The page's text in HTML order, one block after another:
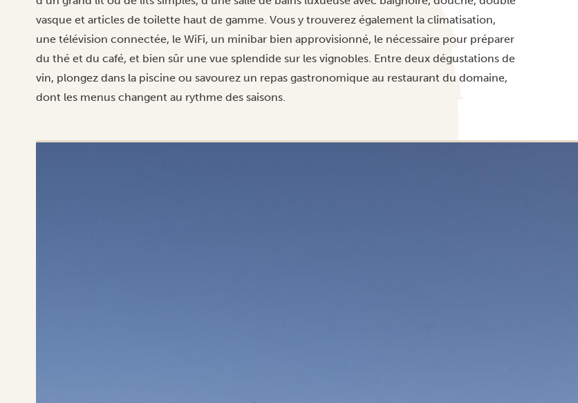
vasque et articles de toilette haut de gamme. Vous y trouverez également la climatisation,
une télévision connectée, le WiFi, un minibar bien approvisionné, le nécessaire pour préparer
du thé et du café, et bien sûr une vue splendide sur les vignobles. Entre deux dégustations de
vin, plongez dans la piscine ou savourez un repas gastronomique au restaurant du domaine,
dont les menus changent au rythme des saisons.